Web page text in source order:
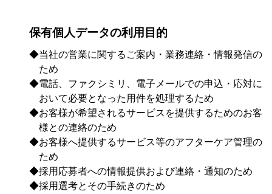
保有個人データの利用目的
◆当社の営業に関するご案内・業務連絡・情報発信の
ため
◆電話、ファクシミリ、電子メールでの申込・応対に
おいて必要となった用件を処理するため
◆お客様が希望されるサービスを提供するためのお客
様との連絡のため
◆お客様へ提供するサービス等のアフターケア管理の
ため
◆採用応募者への情報提供および連絡・通知のため
◆採用選考とその手続きのため